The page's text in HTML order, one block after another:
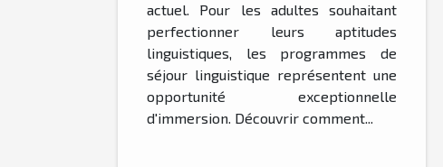
actuel. Pour les adultes souhaitant
perfectionner leurs aptitudes
linguistiques, les programmes de
séjour linguistique représentent une
opportunité exceptionnelle
d'immersion. Découvrir comment...